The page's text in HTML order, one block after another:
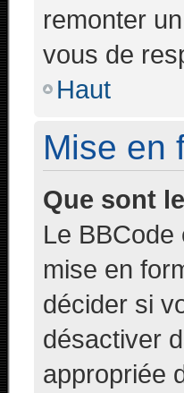
remonter
vous de
Haut
Mise en
Que sont
Le
mise en
décider si
désactiver
appropriée